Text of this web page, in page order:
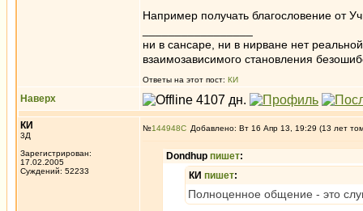
Например получать благословение от
ни в сансаре, ни в нирване нет
взаимозависимого становления
Ответы на этот пост: КИ
Наверх
КИ
3Д
Зарегистрирован:
17.02.2005
Суждений: 52233
№144948 Добавлено: Вт 16 Апр 13, 19:29 (13 лет
Dondhup пишет:
КИ пишет:
Полноценное общение - это